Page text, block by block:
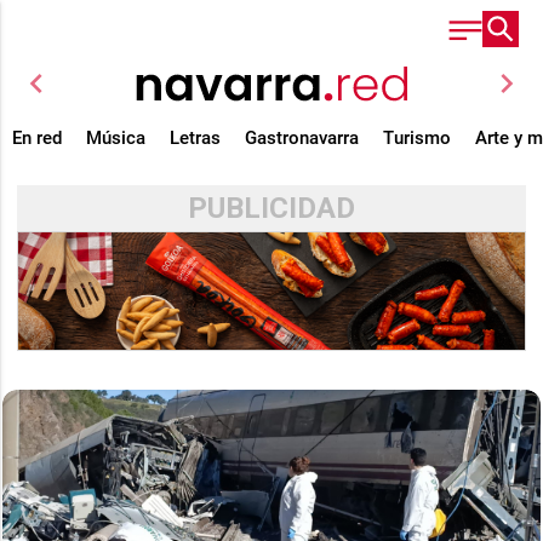
chevron_left chevron_right
En red Música Letras Gastronavarra Turismo Arte y
PUBLICIDAD